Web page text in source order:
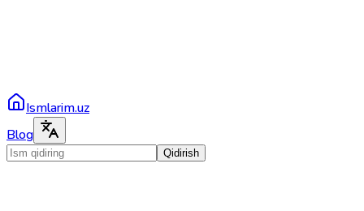
Ismlarim.uz
Blog
Qidirish